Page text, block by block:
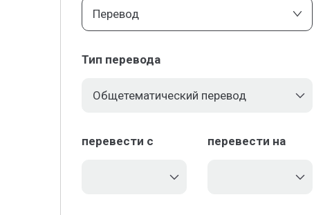
Перевод
Тип перевода
перевести с
перевести на